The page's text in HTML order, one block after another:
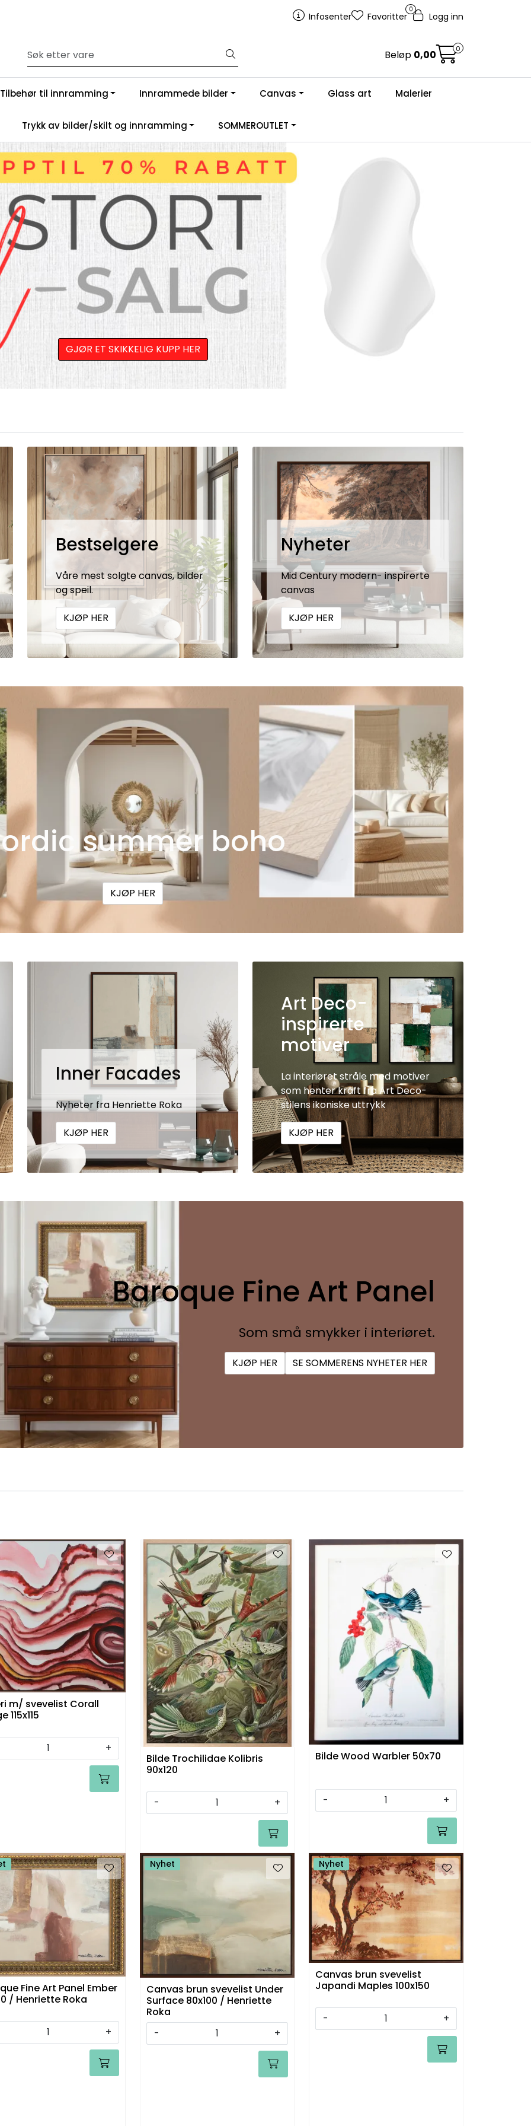
Infosenter
0
Favoritter Logg inn
Beløp 0,00 0
Tilbehør til innramming Innrammede bilder Canvas Glass art Malerier
Trykk av bilder/skilt og innramming SOMMEROUTLET
GJØR ET SKIKKELIG KUPP HER
Bestselgere
Våre mest solgte canvas, bilder
og speil.
KJØP HER
Nyheter
Mid Century modern- inspirerte
canvas
KJØP HER
summer boho
KJØP HER
Inner Facades
Nyheter fra Henriette Roka
KJØP HER
Art Deco-
inspirerte
motiver
La interiøret stråle med motiver
som henter kraft fra Art Deco-
stilens ikoniske uttrykk
KJØP HER
Baroque Fine Art Panel
Som små smykker i interiøret.
KJØP HER SE SOMMERENS NYHETER HER
m/ svevelist Corall
115x115
+
Bilde Trochilidae Kolibris
90x120
- +
Bilde Wood Warbler 50x70
- +
Fine Art Panel Ember
/ Henriette Roka
+
Nyhet
Canvas brun svevelist Under
Surface 80x100 / Henriette
Roka
-
+
Nyhet
Canvas brun svevelist
Japandi Maples 100x150
- +